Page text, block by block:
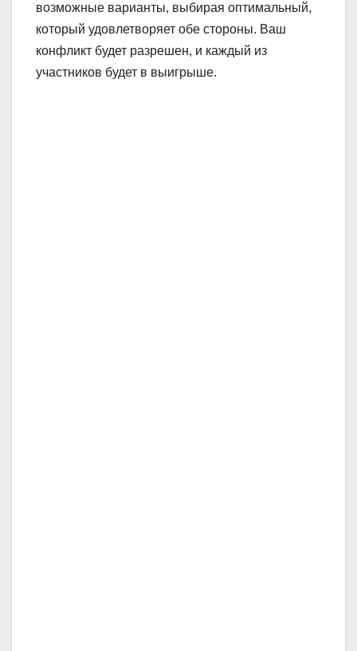
возможные варианты, выбирая оптимальный,
который удовлетворяет обе стороны. Ваш
конфликт будет разрешен, и каждый из
участников будет в выигрыше.